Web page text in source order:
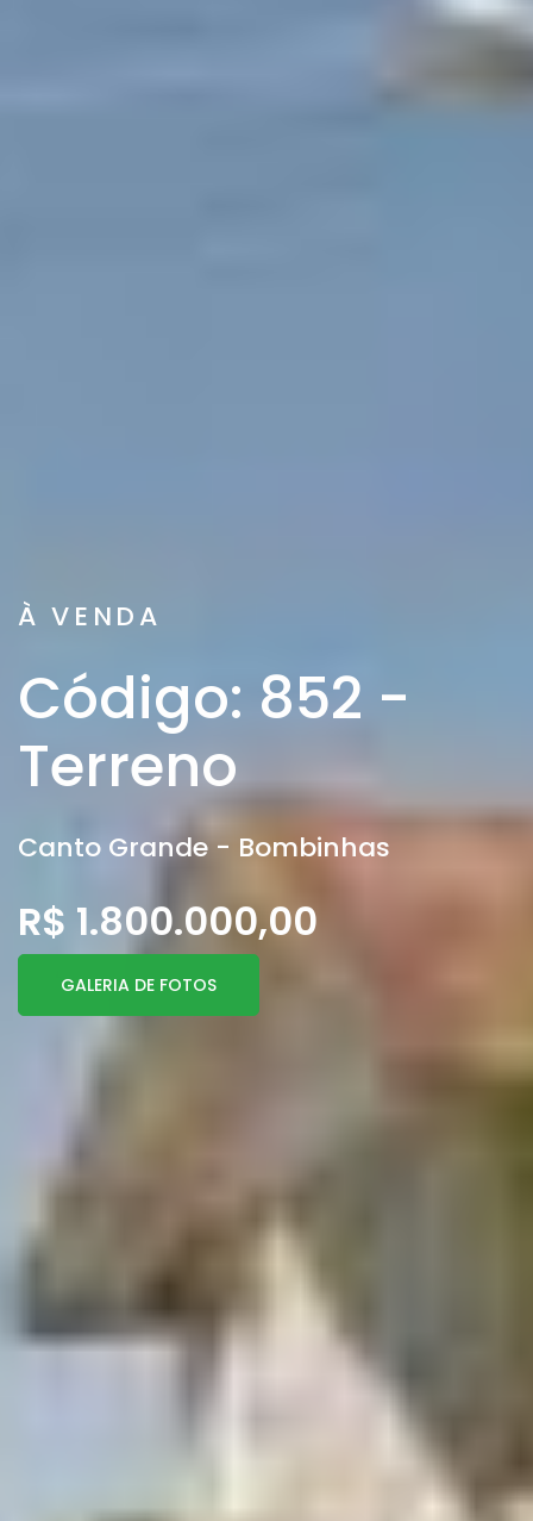
À VENDA
Código: 852 -
Terreno
Canto Grande - Bombinhas
R$ 1.800.000,00
GALERIA DE FOTOS